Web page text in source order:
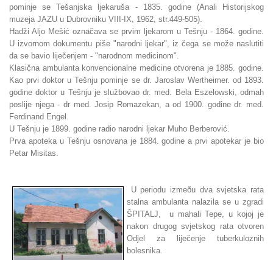
pominje se Tešanjska ljekaruša - 1835. godine (Anali Historijskog
muzeja JAZU u Dubrovniku VIII-IX, 1962, str.449-505).
Hadži Aljo Mešić označava se prvim ljekarom u Tešnju - 1864. godine.
U izvornom dokumentu piše "narodni ljekar", iz čega se može naslutiti
da se bavio liječenjem - "narodnom medicinom".
Klasična ambulanta konvencionalne medicine otvorena je 1885. godine.
Kao prvi doktor u Tešnju pominje se dr. Jaroslav Wertheimer. od 1893.
godine doktor u Tešnju je službovao dr. med. Bela Eszelowski, odmah
poslije njega - dr med. Josip Romazekan, a od 1900. godine dr. med.
Ferdinand Engel.
U Tešnju je 1899. godine radio narodni ljekar Muho Berberović.
Prva apoteka u Tešnju osnovana je 1884. godine a prvi apotekar je bio
Petar Misitas.
U periodu izmeðu dva svjetska rata
stalna ambulanta nalazila se u zgradi
ŠPITALJ, u mahali Tepe, u kojoj je
nakon drugog svjetskog rata otvoren
Odjel za liječenje tuberkuloznih
bolesnika.